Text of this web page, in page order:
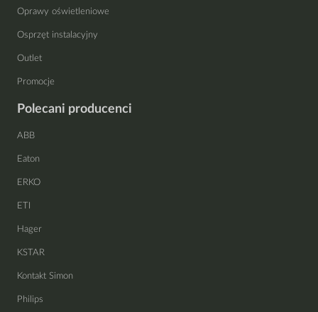
Oprawy oświetleniowe
Osprzęt instalacyjny
Outlet
Promocje
Polecani producenci
ABB
Eaton
ERKO
ETI
Hager
KSTAR
Kontakt Simon
Philips